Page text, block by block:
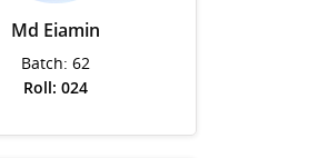
Md Eiamin
Batch: 62
Roll: 024